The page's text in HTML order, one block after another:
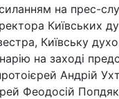
на прес-
Київських
Київську
на заході
Андрій
Феодосій